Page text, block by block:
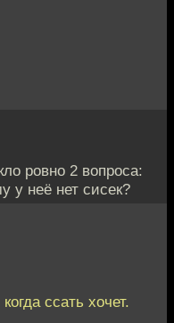
ровно 2 вопроса:
у неё нет сисек?
ссать хочет.